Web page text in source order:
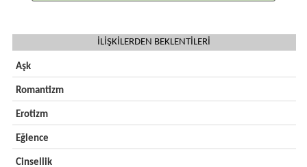
İLİŞKİLERDEN BEKLENTİLERİ
Aşk
Romantizm
Erotizm
Eğlence
Cinsellik